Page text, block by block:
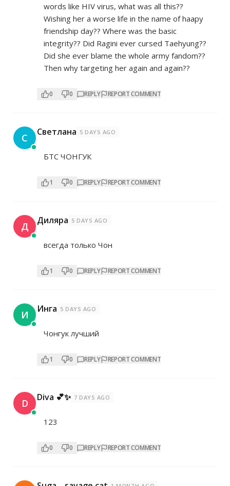
words like HIV virus, what was all this??
Wishing her a worse life in the name of haapy
friendship day?? Where was the basic
integrity?? Did Ragini ever cursed Taehyung??
Did she ever blame the whole army fandom??
Then why targeting her again and again??
0 0 REPLY REPORT COMMENT
С Светлана 5 DAYS AGO
БТС ЧОНГУК
1 0 REPLY REPORT COMMENT
Д Диляра 5 DAYS AGO
всегда только Чон
1 0 REPLY REPORT COMMENT
И Инга 5 DAYS AGO
Чонгук лучший
1 0 REPLY REPORT COMMENT
D Diva 💕✨ 7 DAYS AGO
123
0 0 REPLY REPORT COMMENT